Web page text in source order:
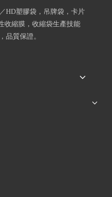
HD塑膠袋，吊牌袋，卡片
收縮膜，收縮袋生產技能
品質保證。